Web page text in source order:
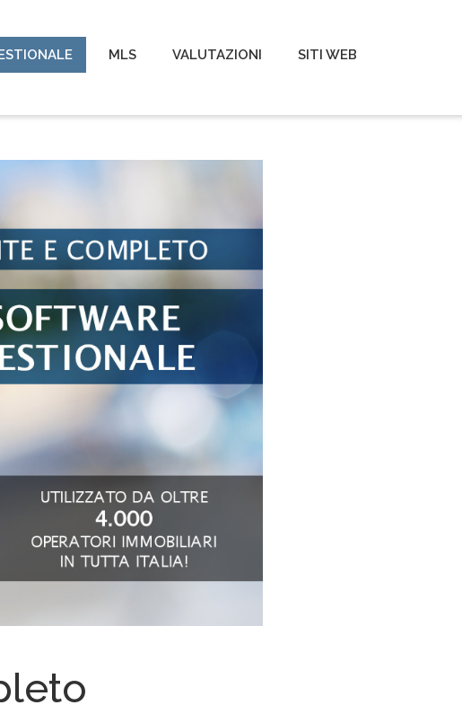
MLS VALUTAZIONI SITI WEB